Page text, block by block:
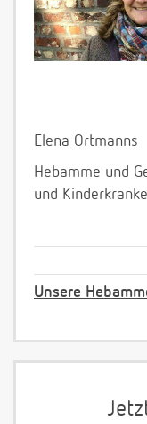
Elena Ortmanns
Hebamme und
und
Unsere